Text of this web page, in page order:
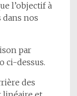
l’objectif à
dans nos
par
ci-dessus.
des